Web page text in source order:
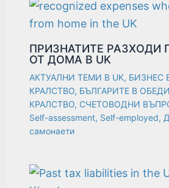
ПРИЗНАТИТЕ РАЗХОДИ
ОТ ДОМА В UK
АКТУАЛНИ ТЕМИ В UK, БИЗНЕС
КРАЛСТВО, БЪЛГАРИТЕ В
КРАЛСТВО, СЧЕТОВОДНИ
Self-assessment, Self-employed,
самонаети